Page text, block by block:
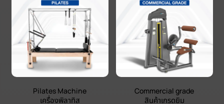
Pilates Machine
เครื่องพิลาทิส
Commercial grade
สินค้าเกรดยิม